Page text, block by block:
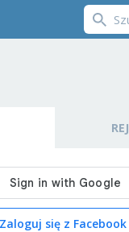
Zaloguj się z Facebook